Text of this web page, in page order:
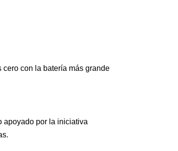
con la batería más grande
apoyado por la iniciativa